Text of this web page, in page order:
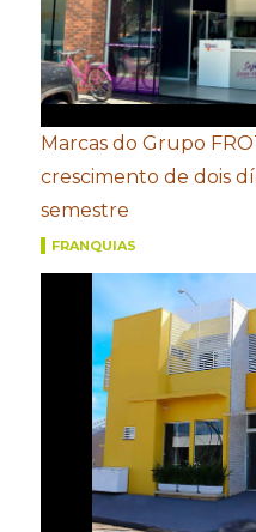
Marcas do Grupo
crescimento de dois
semestre
FRANQUIAS